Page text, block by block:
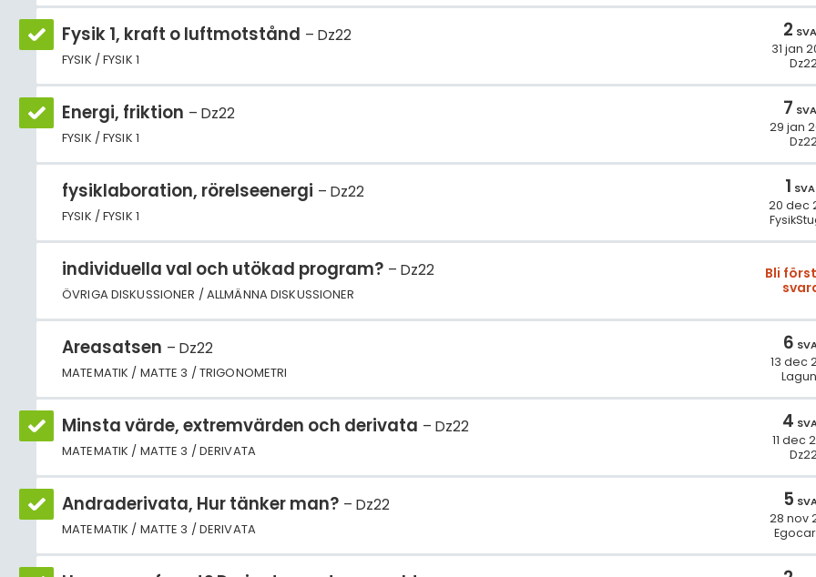
Fysik 1, kraft o luftmotstånd Dz22
FYSIK / FYSIK 1
2
31 jan
Energi, friktion Dz22
FYSIK / FYSIK 1
7
29 jan
fysiklaboration, rörelseenergi Dz22
FYSIK / FYSIK 1
1
20 dec
individuella val och utökad program? Dz22
ÖVRIGA DISKUSSIONER / ALLMÄNNA DISKUSSIONER
Bli
Areasatsen Dz22
MATEMATIK / MATTE 3 / TRIGONOMETRI
6
13 dec
Minsta värde, extremvärden och derivata Dz22
MATEMATIK / MATTE 3 / DERIVATA
4
11 dec
Andraderivata, Hur tänker man? Dz22
MATEMATIK / MATTE 3 / DERIVATA
5
28 nov